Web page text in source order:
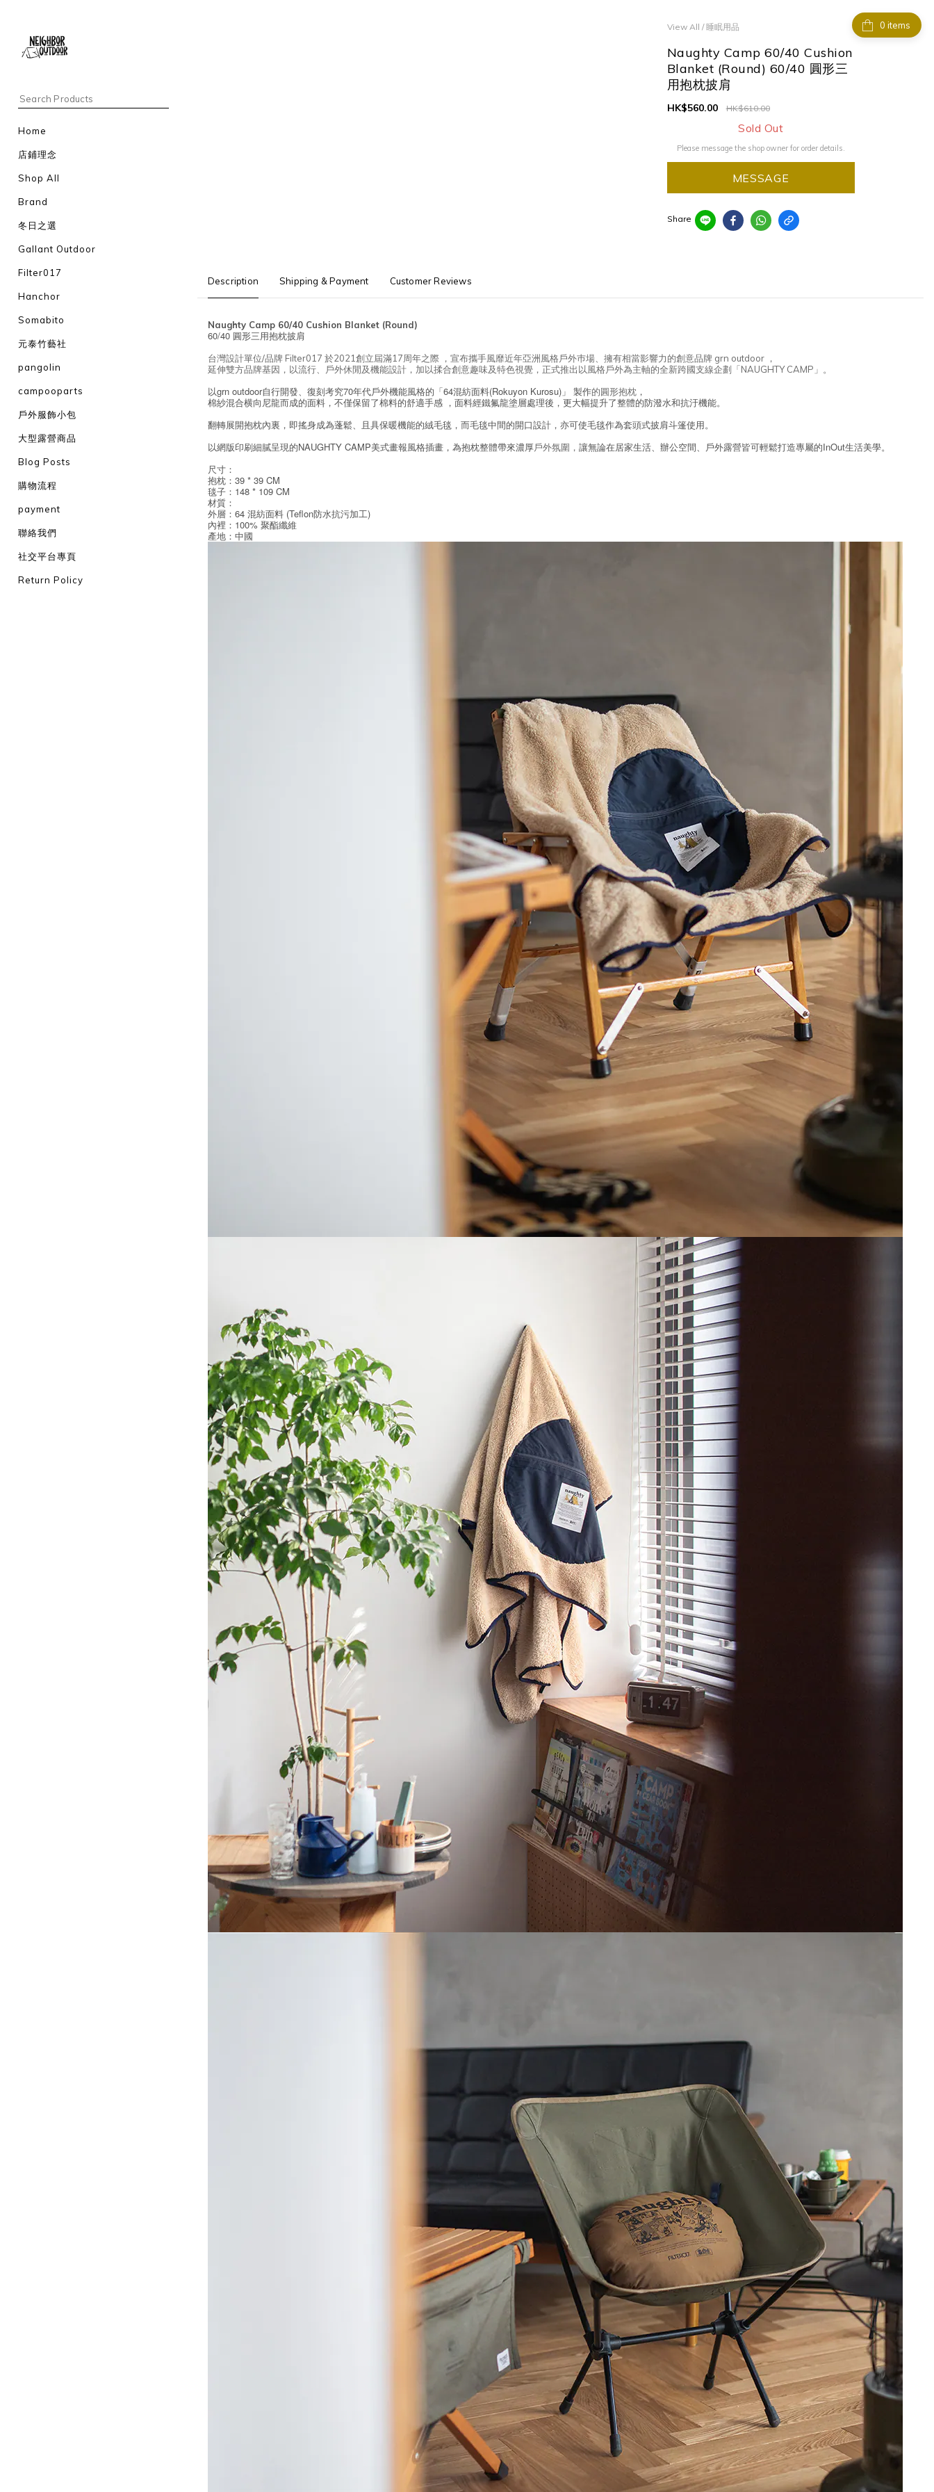
Home
店鋪理念
Shop All
Brand
冬日之選
Gallant Outdoor
Filter017
Hanchor
Somabito
元泰竹藝社
pangolin
campooparts
戶外服飾小包
大型露營商品
Blog Posts
購物流程
payment
聯絡我們
社交平台專頁
Return Policy
items
View All /睡眠用品
Naughty Camp 60/40 Cushion
Blanket (Round) 60/40 圓形三
用抱枕披肩
HK$610.00
HK$560.00
Sold Out
Please message the shop owner for order details.
MESSAGE
Share
Description Shipping & Payment Customer Reviews
Naughty Camp 60/40 Cushion Blanket (Round)
60/40 圓形三用抱枕披肩
台灣設計單位/品牌 Filter017 於2021創立屆滿17周年之際 ，宣布攜手風靡近年亞洲風格戶外巿場、擁有相當影響力的創意品牌 grn outdoor ，
延伸雙方品牌基因，以流行、戶外休閒及機能設計，加以揉合創意趣味及特色視覺，正式推出以風格戶外為主軸的全新跨國支線企劃「NAUGHTY CAMP」。
以grn outdoor自行開發、復刻考究70年代戶外機能風格的「64混紡面料(Rokuyon Kurosu)」 製作的圓形抱枕，
棉紗混合横向尼龍而成的面料，不僅保留了棉料的舒適手感 ，面料經鐵氟龍塗層處理後，更大幅提升了整體的防潑水和抗汙機能。
翻轉展開抱枕內裏，即搖身成為蓬鬆、且具保暖機能的絨毛毯，而毛毯中間的開口設計，亦可使毛毯作為套頭式披肩斗篷使用。
以網版印刷細膩呈現的NAUGHTY CAMP美式畫報風格插畫，為抱枕整體帶來濃厚戶外氛圍， 讓無論在居家生活、辦公空間、戶外露營皆可輕鬆打造專屬的InOut生活美學。
尺寸：
抱枕：39 * 39 CM
毯子：148 * 109 CM
材質：
外層：64 混紡面料 (Teflon防水抗污加工)
內裡：100% 聚酯纖維
產地：中國